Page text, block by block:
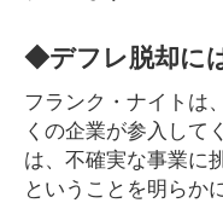
◆デフレ脱却に
フランク・ナイトは
くの企業が参入して
は、不確実な事業に
ということを明らか